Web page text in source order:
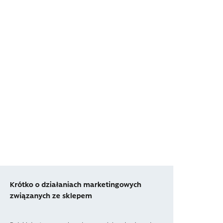
Krótko o działaniach marketingowych
związanych ze sklepem